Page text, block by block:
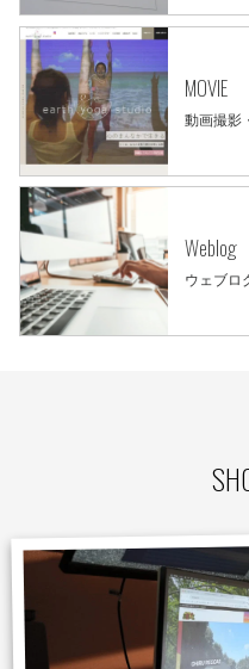
MOVIE
動画撮影
Weblog
ウェブロ